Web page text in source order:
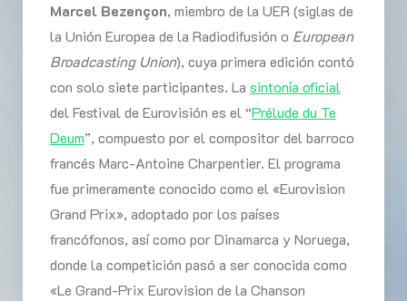
Marcel Bezençon, miembro de la UER (siglas de
la Unión Europea de la Radiodifusión o European
Broadcasting Union), cuya primera edición contó
con solo siete participantes. La sintonía oficial
del Festival de Eurovisión es el “Prélude du Te
Deum”, compuesto por el compositor del barroco
francés Marc-Antoine Charpentier. El programa
fue primeramente conocido como el «Eurovision
Grand Prix», adoptado por los países
francófonos, así como por Dinamarca y Noruega,
donde la competición pasó a ser conocida como
«Le Grand-Prix Eurovision de la Chanson